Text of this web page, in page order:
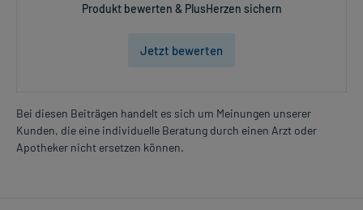
Produkt bewerten & PlusHerzen sichern
Jetzt bewerten
Bei diesen Beiträgen handelt es sich um Meinungen unserer
Kunden, die eine individuelle Beratung durch einen Arzt oder
Apotheker nicht ersetzen können.